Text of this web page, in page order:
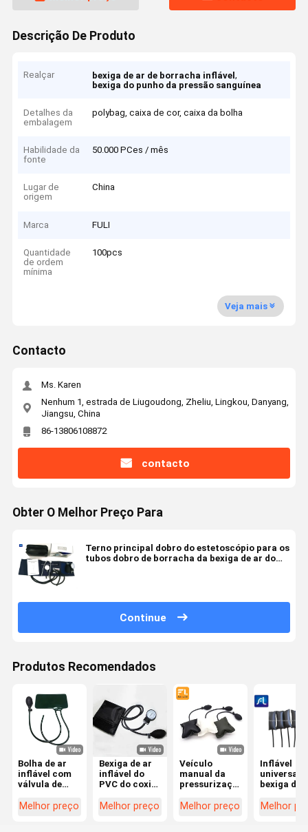
Descrição De Produto
Realçar bexiga de ar de borracha inflável,
bexiga do punho da pressão sanguínea
Detalhes da
embalagem
polybag, caixa de cor, caixa da bolha
Habilidade da
fonte
50.000 PCes / mês
Lugar de
origem
China
Marca FULI
Quantidade
de ordem
mínima
100pcs
Veja mais
Contacto
Ms. Karen
Nenhum 1, estrada de Liugoudong, Zheliu, Lingkou, Danyang,
Jiangsu, China
86-13806108872
contacto
Obter O Melhor Preço Para
Terno principal dobro do estetoscópio para os
tubos dobro de borracha da bexiga de ar do
Continue
Produtos Recomendados
Bolha de ar
inflável com
válvula de
teste preciso
Melhor preço
Bexiga de ar
inflável do
PVC do coxim
único tubo e
Melhor preço
Veículo
manual da
pressurização
da porta e da
Melhor preço
Inflável
universal
bexiga de
Seat
Melhor